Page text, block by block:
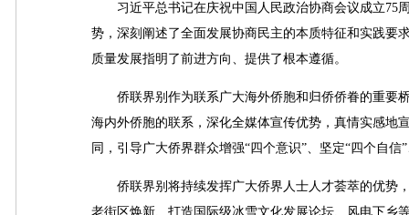
习近平总书记在庆祝中国人民政治协商会议成立75
势，深刻阐述了全面发展协商民主的本质特征和实践要
质量发展指明了前进方向、提供了根本遵循。
侨联界别作为联系广大海外侨胞和归侨侨眷的重要
海内外侨胞的联系，深化全媒体宣传优势，真情实感地
同，引导广大侨界群众增强“四个意识”、坚定“四个自
侨联界别将持续发挥广大侨界人士人才荟萃的优势
老街区焕新、打造国际级冰雪文化发展论坛、风电下乡